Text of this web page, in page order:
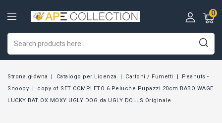
0
Strona główna Catalogo per Licenza Cartoni / Fumetti
Peanuts -
Snoopy
copy of SET COMPLETO 6 Peluche Pupazzi 20cm BABO WAGE
LUCKY BAT OX MOXY UGLY DOG da UGLY DOLLS Originale